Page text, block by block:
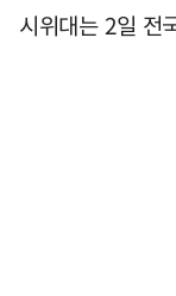
시위대는 2일 전